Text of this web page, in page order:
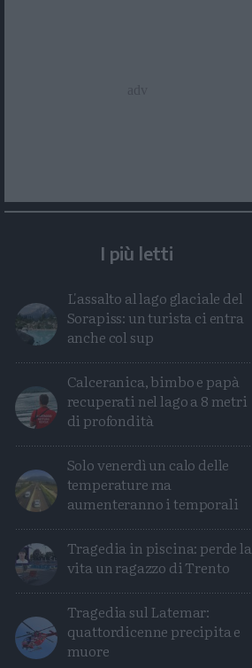
Condividi
Condividi
TwitterCondividi
Mail
I più letti
L'assalto al lago glaciale del
Sorapiss: un turista ci entra
anche col sup
Calceranica, bimbo e papà
recuperati nel lago a 8 metri
di profondità
Solo venerdì un calo delle
temperature ma
aumenteranno i temporali
Tragedia in piscina: perde la
vita un ragazzo di Trento
Tragedia sul Latemar:
quattordicenne precipita e
muore